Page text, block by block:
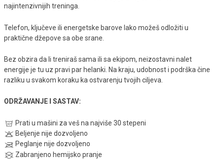
najintenzivnijih treninga.
Telefon, ključeve ili energetske barove lako možeš odložiti u
praktične džepove sa obe srane.
Bez obzira da li treniraš sama ili sa ekipom, neizostavni nalet
energije je tu uz pravi par helanki. Na kraju, udobnost i podrška čine
razliku u svakom koraku ka ostvarenju tvojih ciljeva.
ODRŽAVANJE I SASTAV:
Prati u mašini za veš na najviše 30 stepeni
Beljenje nije dozvoljeno
Peglanje nije dozvoljeno
Zabranjeno hemijsko pranje